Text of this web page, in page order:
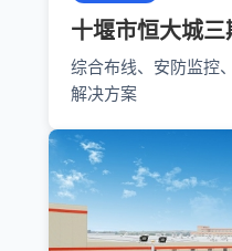
十堰市恒大城
综合布线、安防监控
解决方案